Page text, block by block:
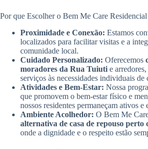
Por que Escolher o Bem Me Care
Proximidade e Conexão: Estamos
localizados para facilitar visitas e a
comunidade local.
Cuidado Personalizado: Oferecemos
moradores da Rua Tuiuti e
serviços às necessidades individuais de
Atividades e Bem-Estar: Nossa
que promovem o bem-estar físico e
nossos residentes permaneçam ativos e
Ambiente Acolhedor: O Bem Me
alternativa de casa de repouso
onde a dignidade e o respeito estão